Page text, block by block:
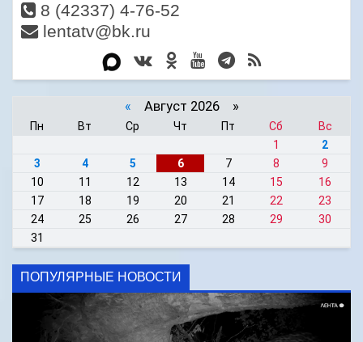
8 (42337) 4-76-52
lentatv@bk.ru
« Август 2026 »
Пн Вт Ср Чт Пт Сб
Вс
1
2
3
4 5 6 7 8
9
10
11 12 13 14 15
16
17
18 19 20 21 22
23
24
25 26 27 28 29
30
31
ПОПУЛЯРНЫЕ НОВОСТИ